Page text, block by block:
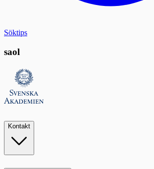
Söktips
saol
Kontakt